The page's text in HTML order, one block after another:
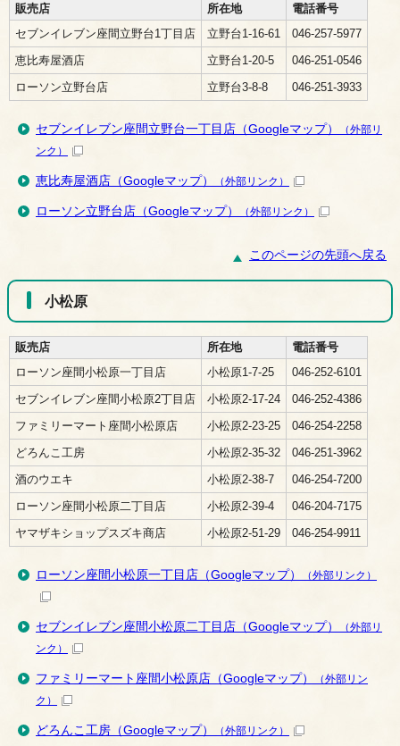
販売店 所在地
電話番号
セブンイレブン座間立野台1丁目店
立野台1-16-61
046-257-5977
恵比寿屋酒店
立野台1-20-5
046-251-0546
ローソン立野台店
立野台3-8-8 046-251-3933
セブンイレブン座間立野台一丁目店（Googleマップ）
（外部リ
ンク）
恵比寿屋酒店（Googleマップ） （外部リンク）
ローソン立野台店（Googleマップ） （外部リンク）
このページの先頭へ戻る
小松原
販売店 所在地
電話番号
ローソン座間小松原一丁目店
小松原1-7-25
046-252-6101
セブンイレブン座間小松原2丁目店
小松原2-17-24
046-252-4386
ファミリーマート座間小松原店
小松原2-23-25
046-254-2258
どろんこ工房
小松原2-35-32
046-251-3962
酒のウエキ
小松原2-38-7
046-254-7200
ローソン座間小松原二丁目店
小松原2-39-4
046-204-7175
ヤマザキショップスズキ商店
小松原2-51-29 046-254-9911
ローソン座間小松原一丁目店（Googleマップ） （外部リンク）
セブンイレブン座間小松原二丁目店（Googleマップ）
（外部リ
ンク）
ファミリーマート座間小松原店（Googleマップ）
（外部リン
ク）
どろんこ工房（Googleマップ） （外部リンク）